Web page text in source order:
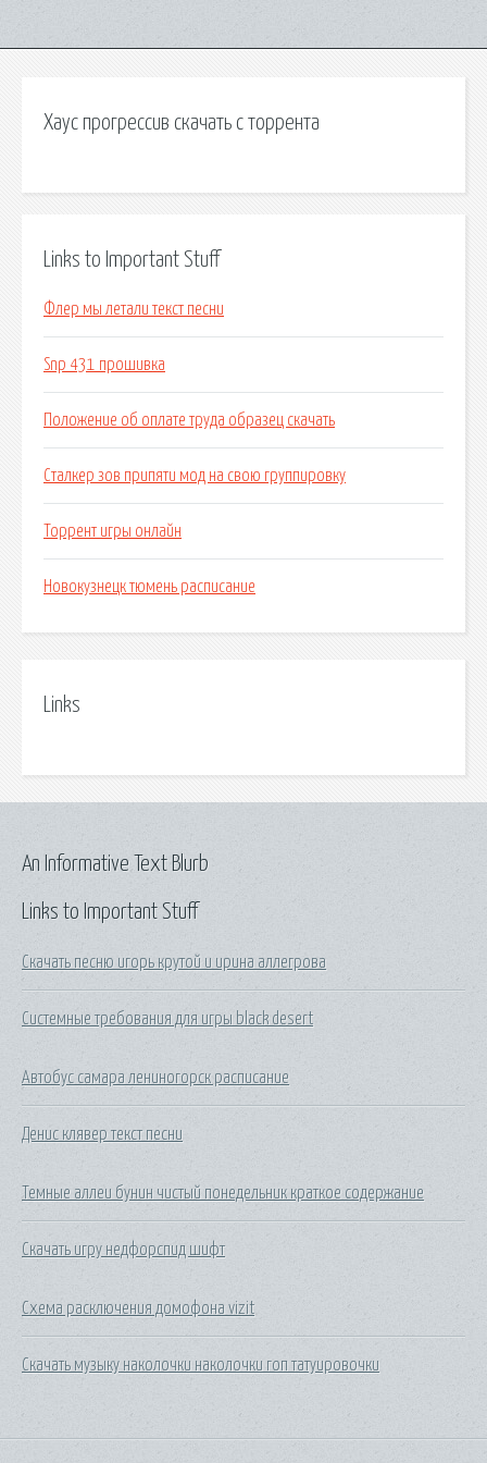
Хаус прогрессив скачать с торрента
Links to Important Stuff
Флер мы летали текст песни
Snp 431 прошивка
Положение об оплате труда образец скачать
Сталкер зов припяти мод на свою группировку
Торрент игры онлайн
Новокузнецк тюмень расписание
Links
Links to Important Stuff
Скачать песню игорь крутой и ирина аллегрова
Системные требования для игры black desert
Автобус самара лениногорск расписание
Денис клявер текст песни
Темные аллеи бунин чистый понедельник краткое содержание
Скачать игру недфорспид шифт
Схема расключения домофона vizit
Скачать музыку наколочки наколочки гоп татуировочки
An Informative Text Blurb